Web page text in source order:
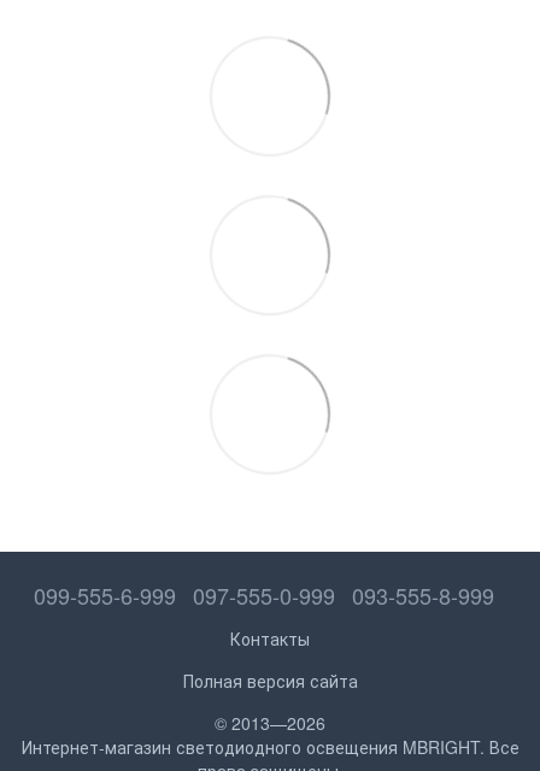
099-555-6-999 097-555-0-999 093-555-8-999
Контакты
Полная версия сайта
© 2013—2026
Интернет-магазин светодиодного освещения MBRIGHT. Все